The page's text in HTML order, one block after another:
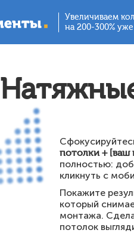
Увеличиваем
на 200-300%
потолки + [ваш
полностью:
кликнуть с
Покажите
который
монтажа.
потолок